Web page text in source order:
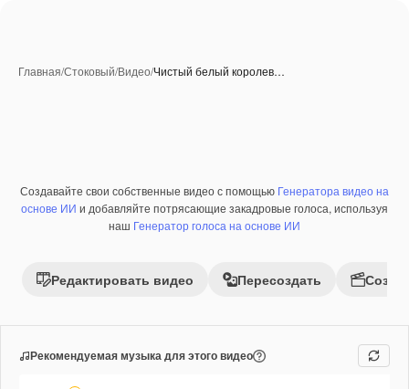
Главная/Стоковый/Видео/Чистый белый королев…
Премиум
Создавайте свои собственные видео с помощью Генератора видео на
основе ИИ и добавляйте потрясающие закадровые голоса, используя
наш Генератор голоса на основе ИИ
Редактировать видео Пересоздать
Рекомендуемая музыка для этого видео